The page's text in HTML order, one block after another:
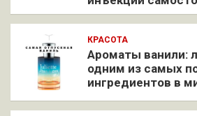
КРАСОТА
Ароматы ванили:
одним из самых
ингредиентов в